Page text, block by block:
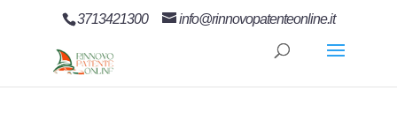
3713421300 info@rinnovopatenteonline.it